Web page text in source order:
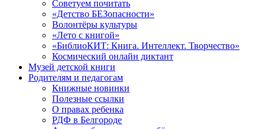
Советуем почитать
«Детство БЕЗопасности»
Волонтёры культуры
«Лето с книгой»
«БиблиоКИТ: Книга. Интеллект. Творчество»
Космический онлайн диктант
Музей детской книги
Родителям и педагогам
Книжные новинки
Полезные ссылки
О правах ребенка
РДФ в Белгороде